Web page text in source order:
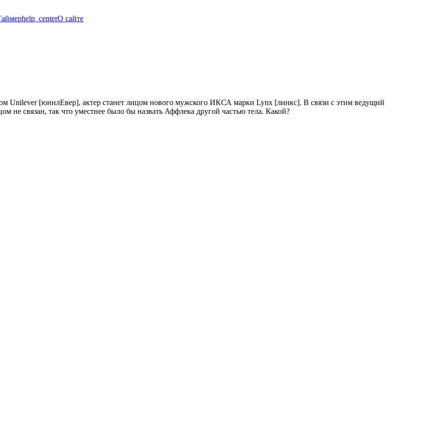
help_centerО сайте
Unilever [юнилЕвер], актер станет лицом нового мужского ИКСА марки Lynx [линкс]. В связи с этим ведущий
связан, так что уместнее было бы назвать Аффлека другой частью тела. Какой?